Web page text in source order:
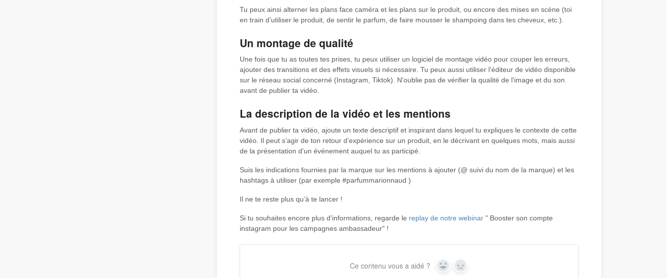
Tu peux ainsi alterner les plans face caméra et les plans sur le produit, ou encore des mises en scène (toi
en train d’utiliser le produit, de sentir le parfum, de faire mousser le shampoing dans tes cheveux, etc.).
Un montage de qualité
Une fois que tu as toutes tes prises, tu peux utiliser un logiciel de montage vidéo pour couper les erreurs,
ajouter des transitions et des effets visuels si nécessaire. Tu peux aussi utiliser l’éditeur de vidéo disponible
sur le réseau social concerné (Instagram, Tiktok). N'oublie pas de vérifier la qualité de l'image et du son
avant de publier ta vidéo.
La description de la vidéo et les mentions
Avant de publier ta vidéo, ajoute un texte descriptif et inspirant dans lequel tu expliques le contexte de cette
vidéo. Il peut s’agir de ton retour d’expérience sur un produit, en le décrivant en quelques mots, mais aussi
de la présentation d’un événement auquel tu as participé.
Suis les indications fournies par la marque sur les mentions à ajouter (@ suivi du nom de la marque) et les
hashtags à utiliser (par exemple #parfummarionnaud )
Il ne te reste plus qu’à te lancer !
Si tu souhaites encore plus d'informations, regarde le replay de notre webinar" Booster son compte
instagram pour les campagnes ambassadeur" !
Ce contenu vous a aidé ? Yes No